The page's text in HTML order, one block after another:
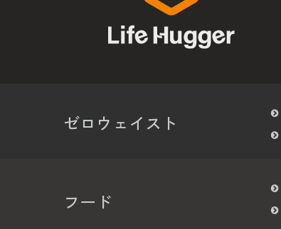
ゼロウェイスト
フード